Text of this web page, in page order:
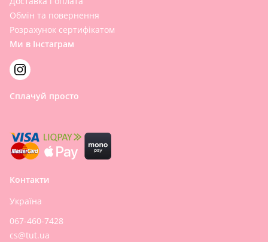
Обмін та повернення
Розрахунок сертифікатом
Ми в Інстаграм
Сплачуй просто
Контакти
Україна
067-460-7428
cs@tut.ua